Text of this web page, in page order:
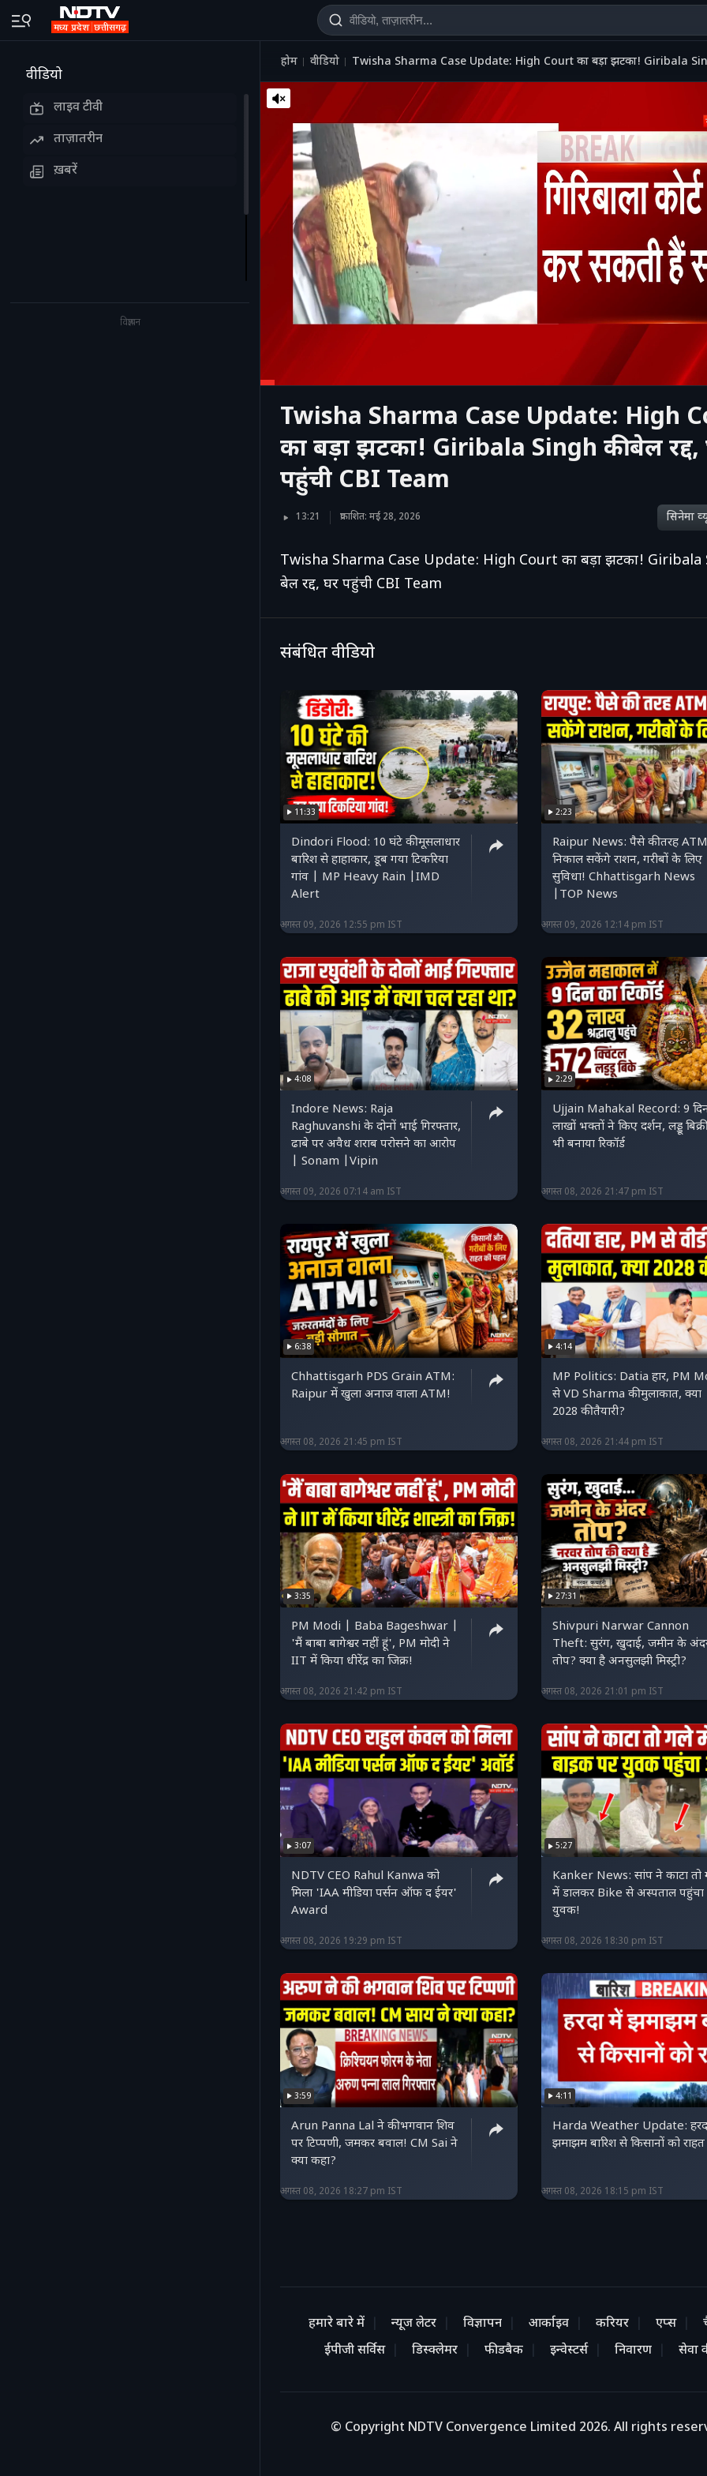
वीडियो
लाइव टीवी
ताज़ातरीन
ख़बरें
विज्ञापन
होम वीडियो Twisha Sharma Case Update: High Court का बड़ा झटका! Giribala
Twisha Sharma Case Update: High
का बड़ा झटका! Giribala Singh की बेल रद्द,
पहुंची CBI Team
13:21 प्रकाशित: मई 28, 2026 सिनेमा
Twisha Sharma Case Update: High Court का बड़ा झटका! Giribala
बेल रद्द, घर पहुंची CBI Team
संबंधित वीडियो
11:33
Dindori Flood: 10 घंटे की मूसलाधार
बारिश से हाहाकार, डूब गया टिकरिया
गांव | MP Heavy Rain |IMD
Alert
अगस्त 09, 2026 12:55 pm IST
2:23
Raipur News: पैसे की तरह
निकाल सकेंगे राशन, गरीबों के लिए
सुविधा! Chhattisgarh News
|TOP News
अगस्त 09, 2026 12:14 pm IST
4:08
Indore News: Raja
Raghuvanshi के दोनों भाई गिरफ्तार,
ढाबे पर अवैध शराब परोसने का आरोप
| Sonam |Vipin
अगस्त 09, 2026 07:14 am IST
2:29
Ujjain Mahakal Record: 9
लाखों भक्तों ने किए दर्शन, लड्डू
भी बनाया रिकॉर्ड
अगस्त 08, 2026 21:47 pm IST
6:38
Chhattisgarh PDS Grain ATM:
Raipur में खुला अनाज वाला ATM!
अगस्त 08, 2026 21:45 pm IST
4:14
MP Politics: Datia हार, PM
से VD Sharma की मुलाकात, क्या
2028 की तैयारी?
अगस्त 08, 2026 21:44 pm IST
3:35
PM Modi | Baba Bageshwar |
'मैं बाबा बागेश्वर नहीं हूं', PM मोदी ने
IIT में किया धीरेंद्र का जिक्र!
अगस्त 08, 2026 21:42 pm IST
27:31
Shivpuri Narwar Cannon
Theft: सुरंग, खुदाई, जमीन के
तोप? क्या है अनसुलझी मिस्ट्री?
अगस्त 08, 2026 21:01 pm IST
3:07
NDTV CEO Rahul Kanwa को
मिला 'IAA मीडिया पर्सन ऑफ द ईयर'
Award
अगस्त 08, 2026 19:29 pm IST
5:27
Kanker News: सांप ने काटा तो
में डालकर Bike से अस्पताल पहुंचा
युवक!
अगस्त 08, 2026 18:30 pm IST
3:59
Arun Panna Lal ने की भगवान शिव
पर टिप्पणी, जमकर बवाल! CM Sai ने
क्या कहा?
अगस्त 08, 2026 18:27 pm IST
4:11
Harda Weather Update:
झमाझम बारिश से किसानों को राहत
अगस्त 08, 2026 18:15 pm IST
हमारे बारे में न्यूज लेटर विज्ञापन आर्काइव करियर एप्स
ईपीजी सर्विस
डिस्क्लेमर फीडबैक इन्वेस्टर्स निवारण सेवा
© Copyright NDTV Convergence Limited 2026. All rights